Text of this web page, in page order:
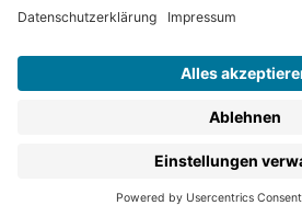
Thienemann-Esslinger Verlag GmbH,